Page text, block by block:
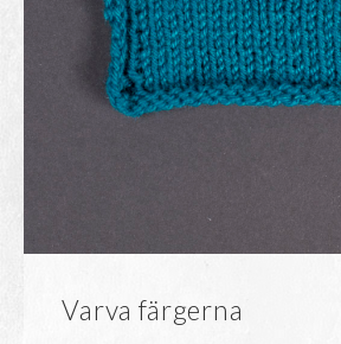
Varva färgerna